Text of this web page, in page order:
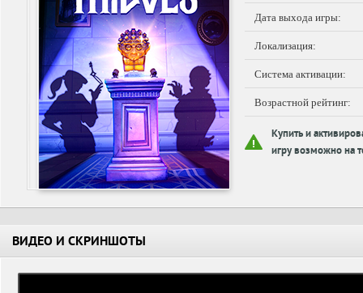
Дата выхода игры:
Локализация:
Система активации:
Возрастной рейтинг:
Купить и
игру возможно на
ВИДЕО И СКРИНШОТЫ